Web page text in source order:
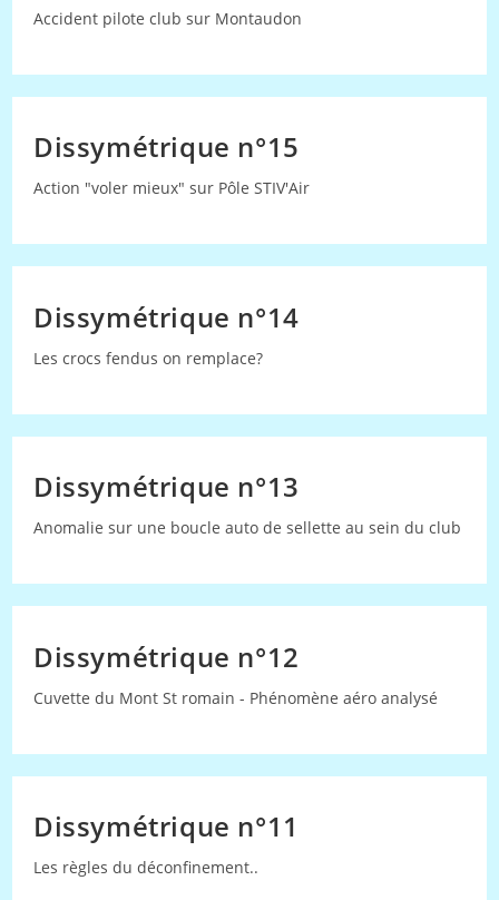
Accident pilote club sur Montaudon
Dissymétrique n°15
Action "voler mieux" sur Pôle STIV'Air
Dissymétrique n°14
Les crocs fendus on remplace?
Dissymétrique n°13
Anomalie sur une boucle auto de sellette au sein du club
Dissymétrique n°12
Cuvette du Mont St romain - Phénomène aéro analysé
Dissymétrique n°11
Les règles du déconfinement..